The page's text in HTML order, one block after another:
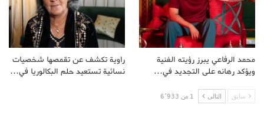
محمد الرفاعي يبرز رؤيته الفنية
ويؤكد رهانه على التجديد في…
راوية تكشف عن تقمصها شخصيات
نسائية تستعيد حلم البكالوريا في…
سابق التالى 1 من 6٬933